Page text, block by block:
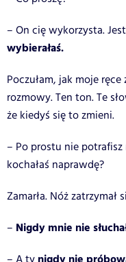
– On cię wykorzysta.
wybierałaś.
Poczułam, jak moje
rozmowy. Ten ton. Te
że kiedyś się to zmieni.
– Po prostu nie
kochałaś naprawdę?
Zamarła. Nóż
– Nigdy mnie nie